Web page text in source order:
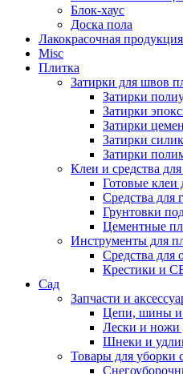
Блок-хаус
Доска пола
Лакокрасочная продукция
Misc
Плитка
Затирки для швов
Затирки
Затирки
Затирки
Затирки
Затирки
Клеи и средства
Готовые клеи
Средства для
Грунтовки
Цементные
Инструменты для
Средства для
Крестики и
Сад
Запчасти и
Цепи, шины и
Лески и ножи
Шнеки и
Товары для уборки